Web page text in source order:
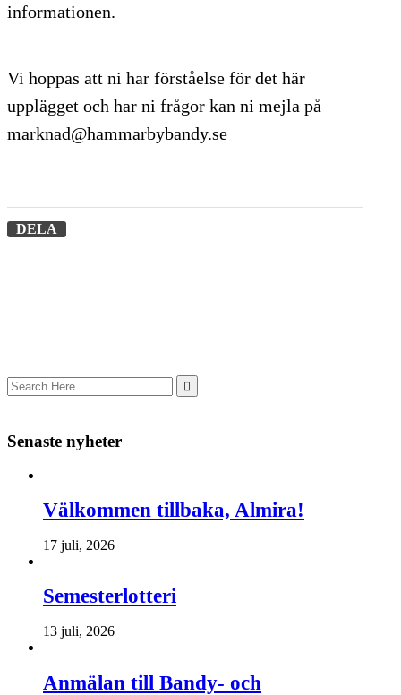
informationen.
Vi hoppas att ni har förståelse för det här
upplägget och har ni frågor kan ni mejla på
marknad@hammarbybandy.se
DELA
Senaste nyheter
Välkommen tillbaka, Almira!
17 juli, 2026
Semesterlotteri
13 juli, 2026
Anmälan till Bandy- och